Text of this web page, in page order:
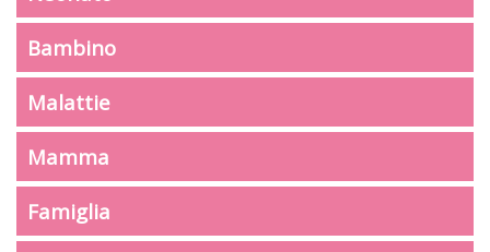
Bambino
Malattie
Mamma
Famiglia